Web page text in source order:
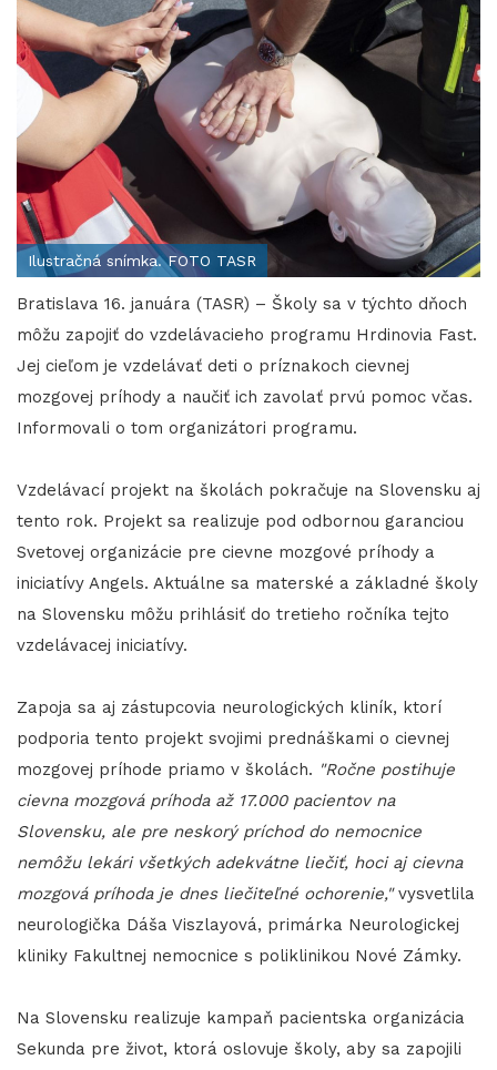
Ilustračná snímka. FOTO TASR
Bratislava 16. januára (TASR) – Školy sa v týchto dňoch
môžu zapojiť do vzdelávacieho programu Hrdinovia Fast.
Jej cieľom je vzdelávať deti o príznakoch cievnej
mozgovej príhody a naučiť ich zavolať prvú pomoc včas.
Informovali o tom organizátori programu.
Vzdelávací projekt na školách pokračuje na Slovensku aj
tento rok. Projekt sa realizuje pod odbornou garanciou
Svetovej organizácie pre cievne mozgové príhody a
iniciatívy Angels. Aktuálne sa materské a základné školy
na Slovensku môžu prihlásiť do tretieho ročníka tejto
vzdelávacej iniciatívy.
Zapoja sa aj zástupcovia neurologických kliník, ktorí
podporia tento projekt svojimi prednáškami o cievnej
mozgovej príhode priamo v školách. "Ročne postihuje
cievna mozgová príhoda až 17.000 pacientov na
Slovensku, ale pre neskorý príchod do nemocnice
nemôžu lekári všetkých adekvátne liečiť, hoci aj cievna
mozgová príhoda je dnes liečiteľné ochorenie,"vysvetlila
neurologička Dáša Viszlayová, primárka Neurologickej
kliniky Fakultnej nemocnice s poliklinikou Nové Zámky.
Na Slovensku realizuje kampaň pacientska organizácia
Sekunda pre život, ktorá oslovuje školy, aby sa zapojili